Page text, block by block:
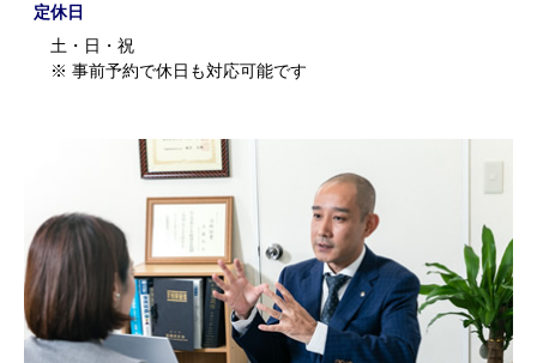
定休日
土・日・祝
※ 事前予約で休日も対応可能です